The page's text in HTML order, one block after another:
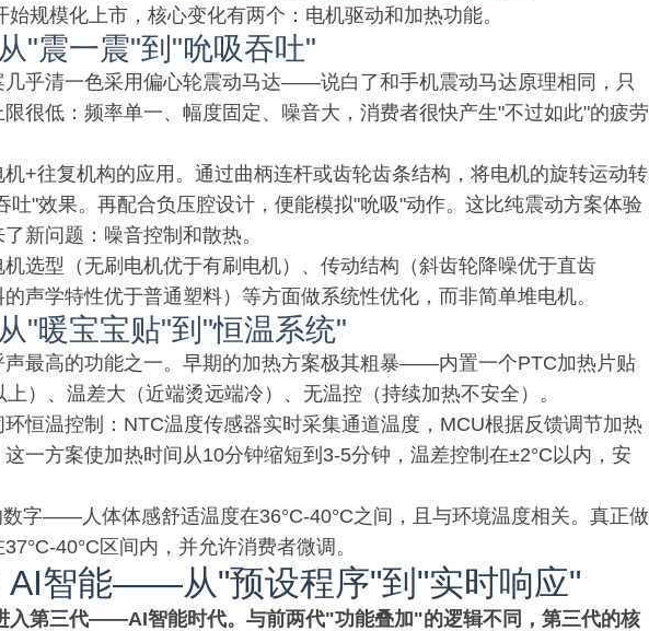
规模化上市，核心变化有两个：电机驱动和加热功能。
"震一震"到"吮吸吞吐"
几乎清一色采用偏心轮震动马达——说白了和手机震动马达原理相同，只
很低：频率单一、幅度固定、噪音大，消费者很快产生"不过如此"的疲劳
+往复机构的应用。通过曲柄连杆或齿轮齿条结构，将电机的旋转运动转
吐"效果。再配合负压腔设计，便能模拟"吮吸"动作。这比纯震动方案体验
新问题：噪音控制和散热。
选型（无刷电机优于有刷电机）、传动结构（斜齿轮降噪优于直齿
声学特性优于普通塑料）等方面做系统性优化，而非简单堆电机。
"暖宝宝贴"到"恒温系统"
声最高的功能之一。早期的加热方案极其粗暴——内置一个PTC加热片贴
）、温差大（近端烫远端冷）、无温控（持续加热不安全）。
恒温控制：NTC温度传感器实时采集通道温度，MCU根据反馈调节加热
一方案使加热时间从10分钟缩短到3-5分钟，温差控制在±2°C以内，安
字——人体体感舒适温度在36°C-40°C之间，且与环境温度相关。真正做
40°C区间内，并允许消费者微调。
AI智能——从"预设程序"到"实时响应"
入第三代——AI智能时代。与前两代"功能叠加"的逻辑不同，第三代的核